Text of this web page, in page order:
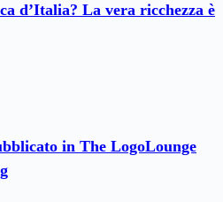
d’Italia? La vera ricchezza è
in The LogoLounge